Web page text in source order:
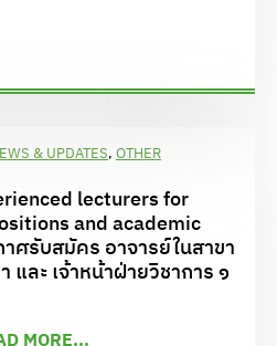
& UPDATES, OTHER
lecturers for
and academic
ศรับสมัคร อาจารย์ในสาขา
และ เจ้าหน้าฝ่ายวิชาการ ๑
MORE...